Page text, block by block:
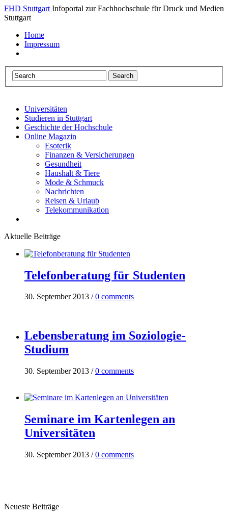
FHD Stuttgart Infoportal zur Fachhochschule für Druck und Medien
Stuttgart
Home
Impressum
Universitäten
Studieren in Stuttgart
Geschichte der Hochschule
Online Magazin
Esoterik
Finanzen & Versicherungen
Gesundheit
Haushalt & Tiere
Mode & Schmuck
Nachrichten
Reisen & Urlaub
Telekommunikation
Aktuelle Beiträge
Telefonberatung für Studenten
30. September 2013 /0 comments
Lebensberatung im Soziologie-
Studium
30. September 2013 /0 comments
Seminare im Kartenlegen an
Universitäten
30. September 2013 /0 comments
Neueste Beiträge